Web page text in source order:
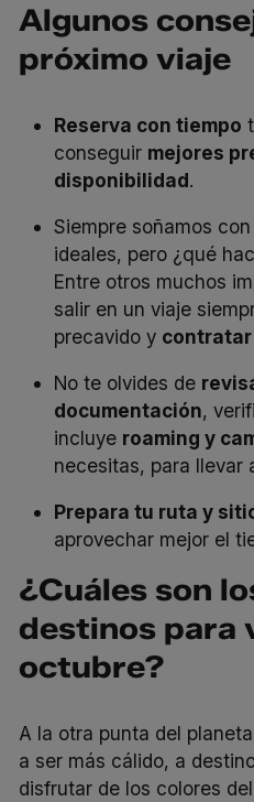
Algunos
próximo viaje
Reserva con tiempo
conseguir mejores
disponibilidad.
Siempre soñamos
ideales, pero ¿qué
Entre otros muchos
salir en un viaje
precavido y contratar
No te olvides de
documentación,
incluye roaming y
necesitas, para llevar
Prepara tu ruta y
aprovechar mejor el
¿Cuáles son
destinos para
octubre?
A la otra punta del
a ser más cálido, a
disfrutar de los colores